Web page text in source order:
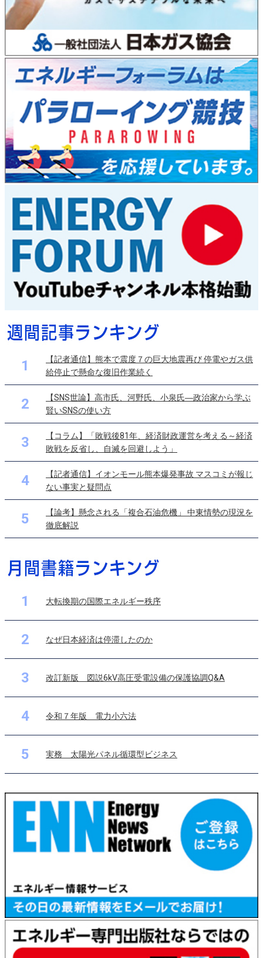
1
【記者通信】熊本で震度７の巨大地震再び 停電やガス供
給停止で懸命な復旧作業続く
2
【SNS世論】高市氏、河野氏、小泉氏―政治家から学ぶ
賢いSNSの使い方
3
【コラム】「敗戦後81年、経済財政運営を考える～経済
敗戦を反省し、自滅を回避しよう」
4
【記者通信】イオンモール熊本爆発事故 マスコミが報じ
ない事実と疑問点
5
【論考】懸念される「複合石油危機」 中東情勢の現況を
徹底解説
1 大転換期の国際エネルギー秩序
2 なぜ日本経済は停滞したのか
3 改訂新版 図説6kV高圧受電設備の保護協調Q&A
4 令和７年版 電力小六法
5 実務 太陽光パネル循環型ビジネス